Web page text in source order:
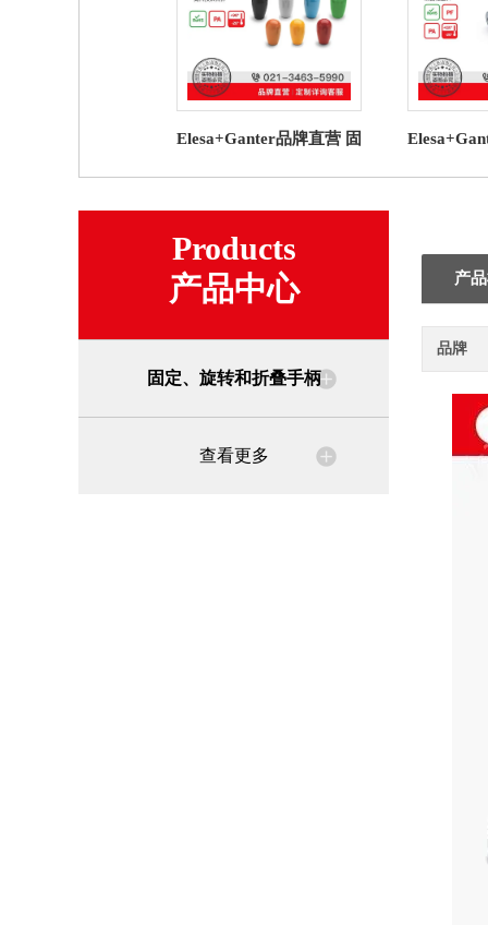
Elesa+Ganter品牌直营 固
I.622 锥形手柄批发
I.135
Products
产品中心
固定、旋转和折叠手柄
查看更多
产
品牌